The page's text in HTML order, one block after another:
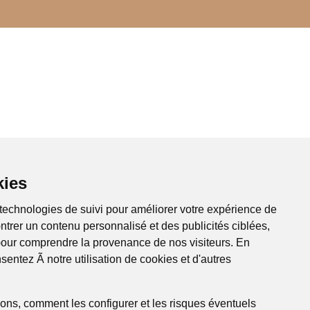
de suivi pour améliorer votre expérience
un contenu personnalisé et des publicités
et pour comprendre la provenance de nos visiteurs.
Ã notre utilisation de cookies et d'autres
comment les configurer et les risques éventuels